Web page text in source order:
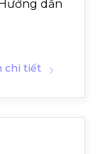
dẫn
chi tiết